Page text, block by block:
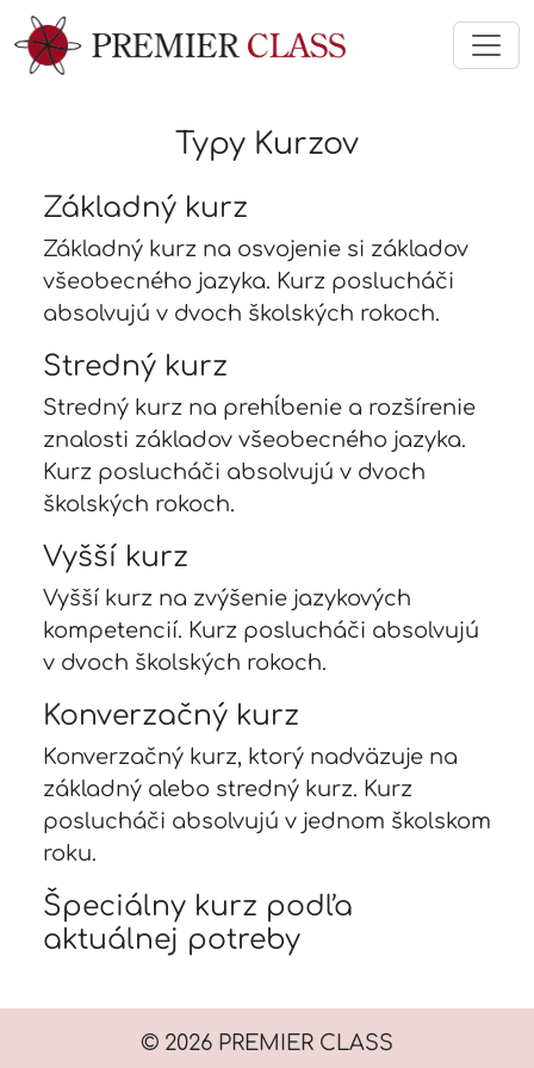
Typy Kurzov
Základný kurz
Základný kurz na osvojenie si základov
všeobecného jazyka. Kurz poslucháči
absolvujú v dvoch školských rokoch.
Stredný kurz
Stredný kurz na prehĺbenie a rozšírenie
znalosti základov všeobecného jazyka.
Kurz poslucháči absolvujú v dvoch
školských rokoch.
Vyšší kurz
Vyšší kurz na zvýšenie jazykových
kompetencií. Kurz poslucháči absolvujú
v dvoch školských rokoch.
Konverzačný kurz
Konverzačný kurz, ktorý nadväzuje na
základný alebo stredný kurz. Kurz
poslucháči absolvujú v jednom školskom
roku.
Špeciálny kurz podľa
aktuálnej potreby
© 2026 PREMIER CLASS